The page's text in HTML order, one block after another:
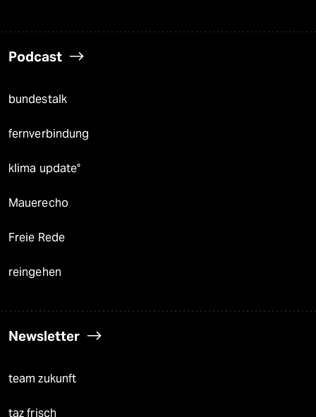
Podcast
bundestalk
fernverbindung
klima update°
Mauerecho
Freie Rede
reingehen
Newsletter
team zukunft
taz frisch